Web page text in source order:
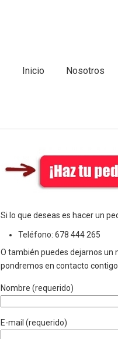
Inicio Nosotros
Si lo que deseas es hacer un
Teléfono: 678 444 265
O también puedes dejarnos un
pondremos en contacto contigo
Nombre (requerido)
E-mail (requerido)